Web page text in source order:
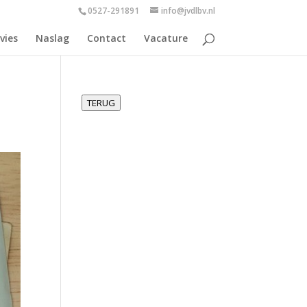
0527-291891 info@jvdlbv.nl
Naslag Contact Vacature
TERUG